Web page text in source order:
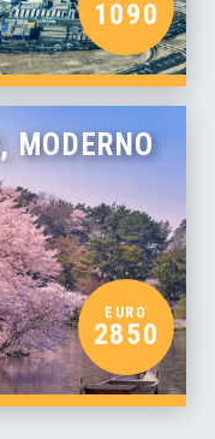
1090
MODERNO
EURO
2850